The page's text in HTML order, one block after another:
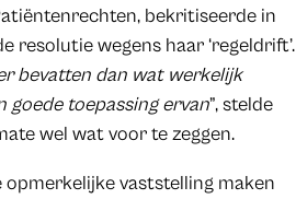
bekritiseerde in
resolutie wegens haar ‘regeldrift’.
bevatten dan wat werkelijk
goede toepassing ervan”, stelde
wel wat voor te zeggen.
opmerkelijke vaststelling maken